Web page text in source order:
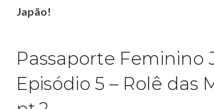
Japão!
Passaporte Feminino
Episódio 5 – Rolê das